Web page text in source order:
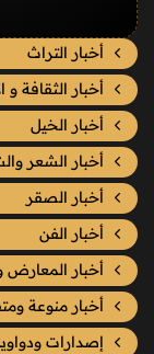
أخبار التراث
أخبار الثقافة و
أخبار الخيل
أخبار الشعر
أخبار الصقر
أخبار الفن
أخبار المعارض
أخبار منوعة
إصدارات